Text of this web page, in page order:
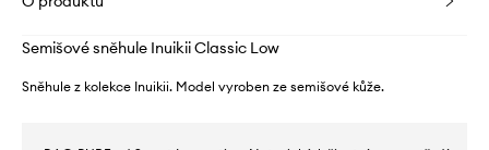
Semišové sněhule Inuikii Classic Low
Sněhule z kolekce Inuikii. Model vyroben ze semišové kůže.